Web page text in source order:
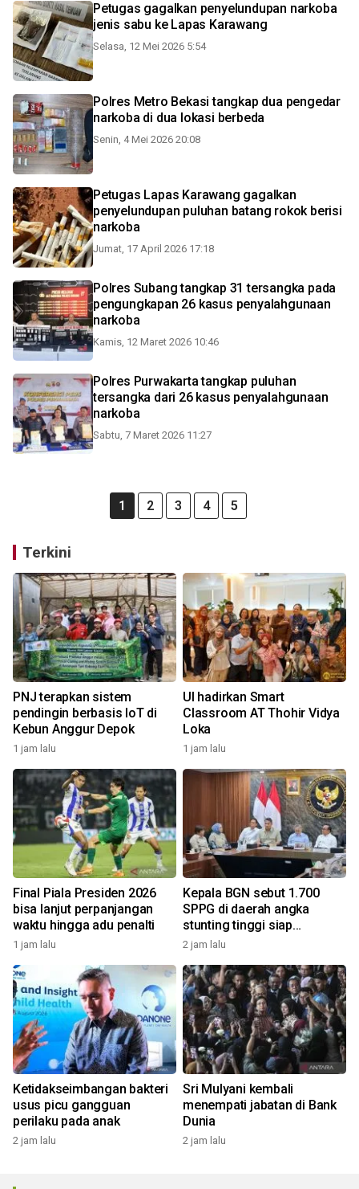
Petugas gagalkan penyelundupan narkoba
jenis sabu ke Lapas Karawang
Selasa, 12 Mei 2026 5:54
Polres Metro Bekasi tangkap dua pengedar
narkoba di dua lokasi berbeda
Senin, 4 Mei 2026 20:08
Petugas Lapas Karawang gagalkan
penyelundupan puluhan batang rokok berisi
narkoba
Jumat, 17 April 2026 17:18
Polres Subang tangkap 31 tersangka pada
pengungkapan 26 kasus penyalahgunaan
narkoba
Kamis, 12 Maret 2026 10:46
Polres Purwakarta tangkap puluhan
tersangka dari 26 kasus penyalahgunaan
narkoba
Sabtu, 7 Maret 2026 11:27
1 2 3 4 5
Terkini
PNJ terapkan sistem
pendingin berbasis IoT di
Kebun Anggur Depok
1 jam lalu
UI hadirkan Smart
Classroom AT Thohir Vidya
Loka
1 jam lalu
Final Piala Presiden 2026
bisa lanjut perpanjangan
waktu hingga adu penalti
1 jam lalu
Kepala BGN sebut 1.700
SPPG di daerah angka
stunting tinggi siap
beroperasi
2 jam lalu
Ketidakseimbangan bakteri
usus picu gangguan
perilaku pada anak
2 jam lalu
Sri Mulyani kembali
menempati jabatan di Bank
Dunia
2 jam lalu